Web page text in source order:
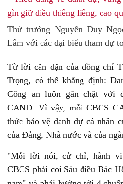
Thứ trưởng Nguyễn Duy
Lâm với các đại biểu tham dự
Từ lời căn dặn của đồng chí
Trọng, có thể khẳng định:
Công an luôn gắn chặt với
CAND. Vì vậy, mỗi CBCS
thức bảo vệ danh dự cá nhân
của Đảng, Nhà nước và của
"Mỗi lời nói, cử chỉ, hành
CBCS phải coi Sáu điều Bác